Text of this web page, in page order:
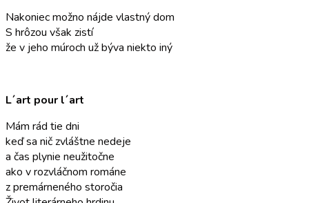
Nakoniec možno nájde vlastný dom
S hrôzou však zistí
že v jeho múroch už býva niekto iný
L´art pour l´art
Mám rád tie dni
keď sa nič zvláštne nedeje
a čas plynie neužitočne
ako v rozvláčnom románe
z premárneného storočia